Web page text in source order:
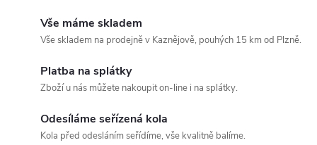
Vše máme skladem
Vše skladem na prodejně v Kaznějově, pouhých 15 km od Plzně.
Platba na splátky
Zboží u nás můžete nakoupit on-line i na splátky.
Odesíláme seřízená kola
Kola před odesláním seřídíme, vše kvalitně balíme.